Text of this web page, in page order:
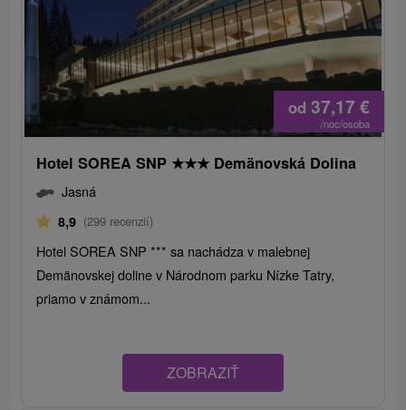
od 37,17 €
/noc/osoba
Hotel SOREA SNP ★★★ Demänovská Dolina
Jasná
8,9 (299 recenzií)
Hotel SOREA SNP *** sa nachádza v malebnej
Demänovskej doline v Národnom parku Nízke Tatry,
priamo v známom...
ZOBRAZIŤ